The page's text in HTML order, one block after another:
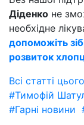
Діденко не
необхідне
допоможіть
розвиток
Всі статті
#Тимофій
#Гарні новини